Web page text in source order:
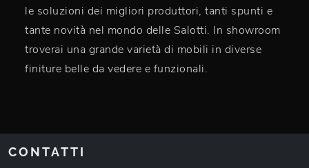
le soluzioni dei migliori produttori, tanti spunti e
tante novità nel mondo delle Salotti. In showroom
troverai una grande varietà di mobili in diverse
finiture belle da vedere e funzionali.
CONTATTI